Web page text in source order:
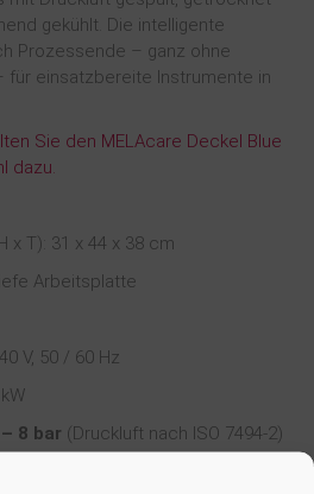
gekühlt. Die intelligente
Prozessende – ganz ohne
für einsatzbereite Instrumente in
Sie den MELAcare Deckel Blue
dazu.
x T): 31 x 44 x 38 cm
Arbeitsplatte
V, 50 / 60 Hz
8 bar (Druckluft nach ISO 7494-2)
max. 35 °C, 1,5 – 10 bar,